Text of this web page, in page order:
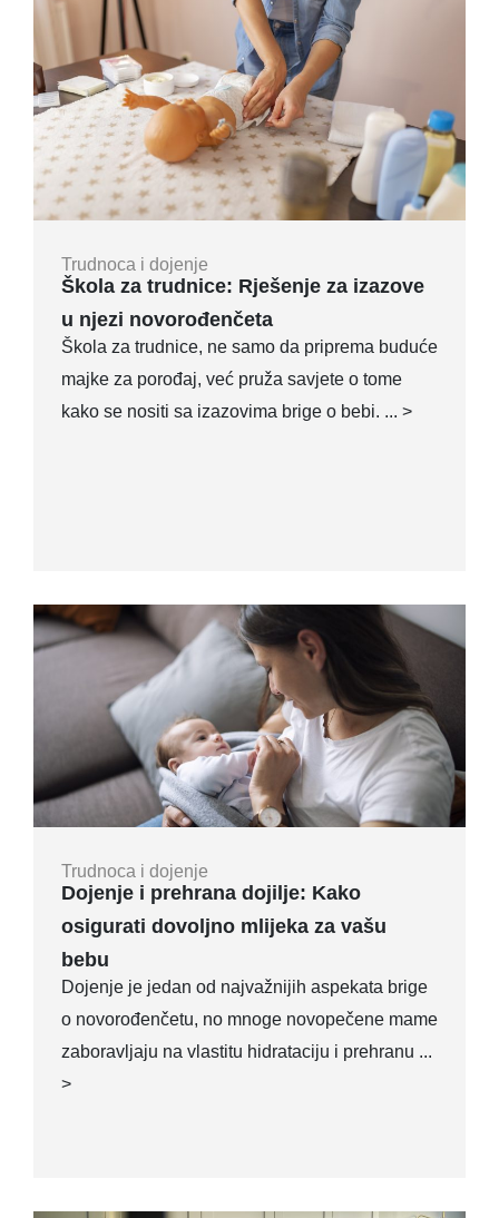
Trudnoca i dojenje
Škola za trudnice: Rješenje za izazove
u njezi novorođenčeta
Škola za trudnice, ne samo da priprema buduće
majke za porođaj, već pruža savjete o tome
kako se nositi sa izazovima brige o bebi. ... >
Trudnoca i dojenje
Dojenje i prehrana dojilje: Kako
osigurati dovoljno mlijeka za vašu
bebu
Dojenje je jedan od najvažnijih aspekata brige
o novorođenčetu, no mnoge novopečene mame
zaboravljaju na vlastitu hidrataciju i prehranu ...
>